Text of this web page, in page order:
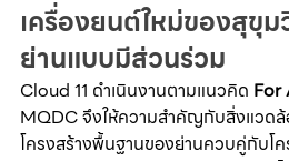
เครื่องยนต์ใหม่ของสุขุ
ย่านแบบมีส่วนร่วม
Cloud 11 ดำเนินงานตามแนวคิด For
MQDC จึงให้ความสำคัญกับสิ่งแวด
โครงสร้างพื้นฐานของย่านควบคู่กับโ